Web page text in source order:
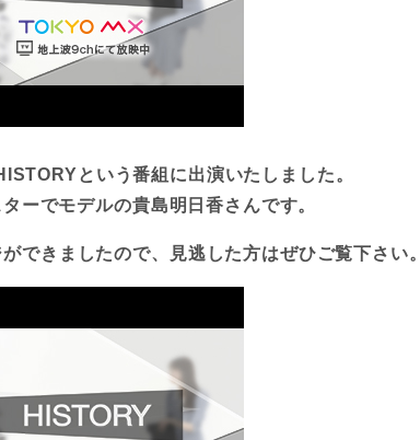
という番組に出演いたしました。
ーでモデルの貴島明日香さんです。
できましたので、見逃した方はぜひご覧下さい。